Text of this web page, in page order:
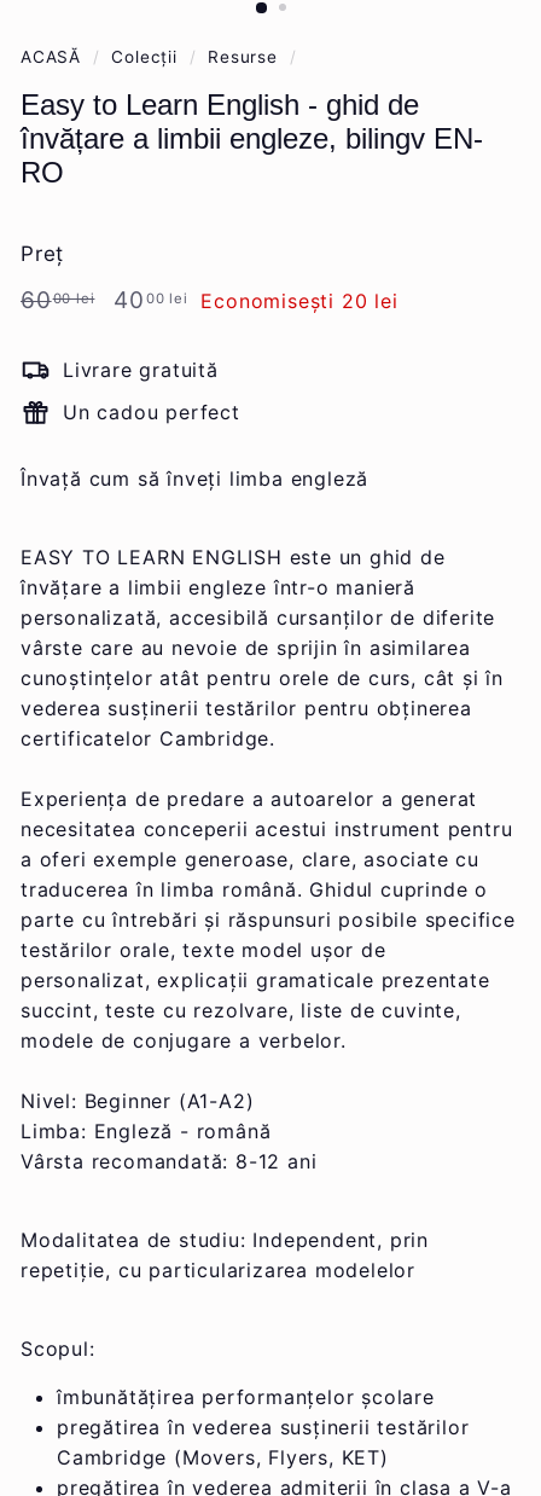
ACASĂ / Colecții / Resurse /
Easy to Learn English - ghid de
învățare a limbii engleze, bilingv EN-
RO
Preț
Preț
6000 lei60,00
Preț
40 00 lei
40,00
Economisești 20 lei
Livrare gratuită
Un cadou perfect
Învață cum să înveți limba engleză
EASY TO LEARN ENGLISH este un ghid de
învățare a limbii engleze într-o manieră
personalizată, accesibilă cursanților de diferite
vârste care au nevoie de sprijin în asimilarea
cunoștințelor atât pentru orele de curs, cât și în
vederea susținerii testărilor pentru obținerea
certificatelor Cambridge.
Experiența de predare a autoarelor a generat
necesitatea conceperii acestui instrument pentru
a oferi exemple generoase, clare, asociate cu
traducerea în limba română. Ghidul cuprinde o
parte cu întrebări și răspunsuri posibile specifice
testărilor orale, texte model ușor de
personalizat, explicații gramaticale prezentate
succint, teste cu rezolvare, liste de cuvinte,
modele de conjugare a verbelor.
Nivel: Beginner (A1-A2)
Limba: Engleză - română
Vârsta recomandată: 8-12 ani
Modalitatea de studiu: Independent, prin
repetiție, cu particularizarea modelelor
Scopul:
îmbunătățirea performanțelor școlare
pregătirea în vederea susținerii testărilor
Cambridge (Movers, Flyers, KET)
pregătirea în vederea admiterii în clasa a V-a